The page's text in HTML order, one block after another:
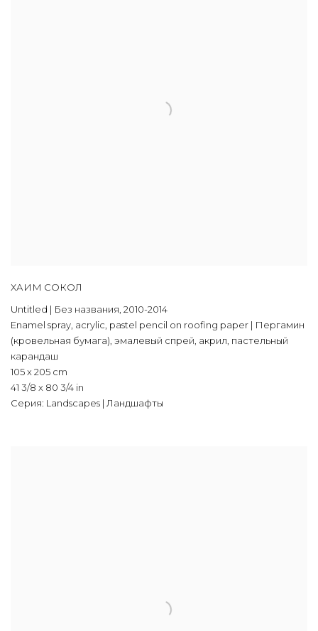
ХАИМ СОКОЛ
Untitled | Без названия, 2010-2014
Enamel spray, acrylic, pastel pencil on roofing paper | Пергамин
(кровельная бумага), эмалевый спрей, акрил, пастельный
карандаш
105 x 205 cm
41 3/8 x 80 3/4 in
Серия: Landscapes | Ландшафты